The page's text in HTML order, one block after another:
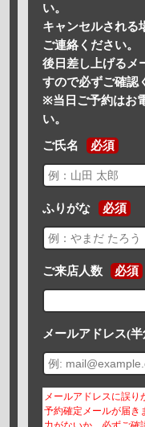
い。
キャンセルされる
ご連絡ください。
後日差し上げるメ
すので必ずご確認
※当日ご予約はお
い。
ご氏名 必須
ふりがな 必須
ご来店人数 必須
メールアドレス(
メールアドレスに誤
予約確定メールが届き